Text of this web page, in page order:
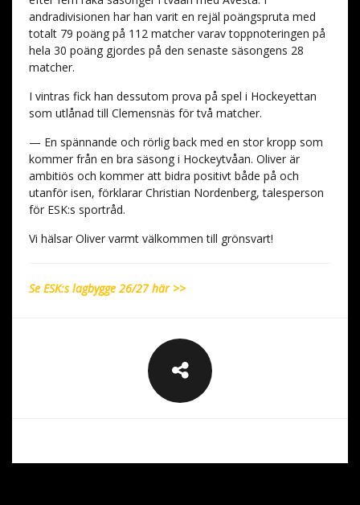
andradivisionen har han varit en rejäl poängspruta med
totalt 79 poäng på 112 matcher varav toppnoteringen på
hela 30 poäng gjordes på den senaste säsongens 28
matcher.
I vintras fick han dessutom prova på spel i Hockeyettan
som utlånad till Clemensnäs för två matcher.
— En spännande och rörlig back med en stor kropp som
kommer från en bra säsong i Hockeytvåan. Oliver är
ambitiös och kommer att bidra positivt både på och
utanför isen, förklarar Christian Nordenberg, talesperson
för ESK:s sportråd.
Vi hälsar Oliver varmt välkommen till grönsvart!
Se ESK:s lagbygge 26/27 här >>